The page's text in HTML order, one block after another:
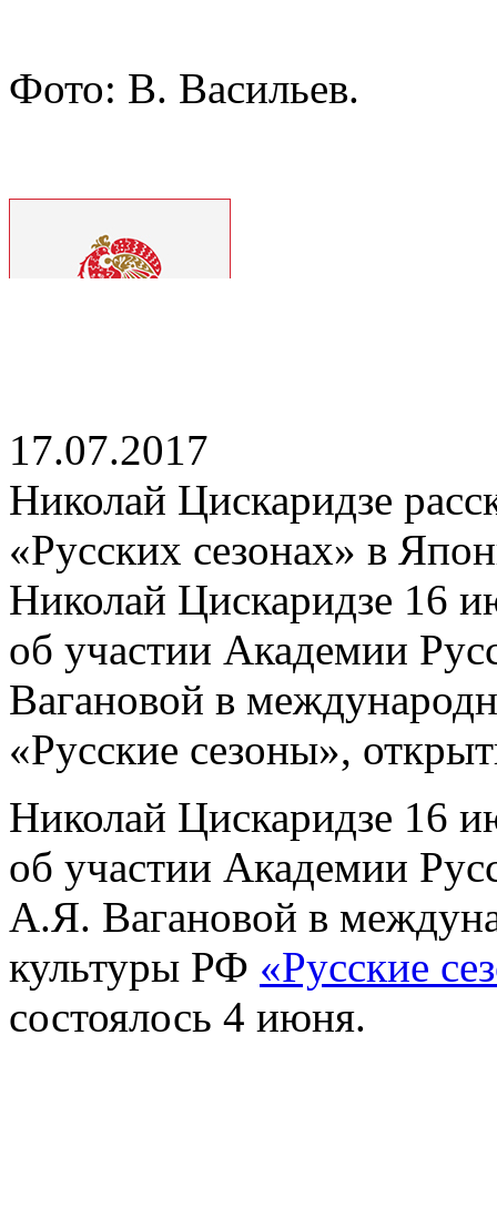
Фото: В. Васильев.
17.07.2017
Николай Цискаридзе
«Русских сезонах» в
Николай Цискаридзе 16
об участии Академии
Вагановой в
«Русские сезоны»,
Николай Цискаридзе 16
об участии Академии
А.Я. Вагановой в
культуры РФ «Русские
состоялось 4 июня.